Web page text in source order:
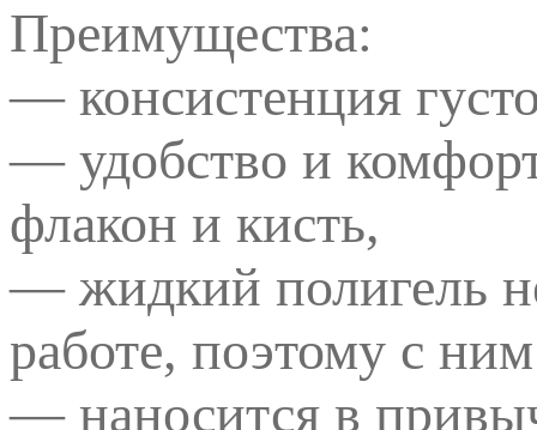
Преимущества:
— консистенция
— удобство и
флакон и кисть,
— жидкий полигель
работе, поэтому с
— наносится в